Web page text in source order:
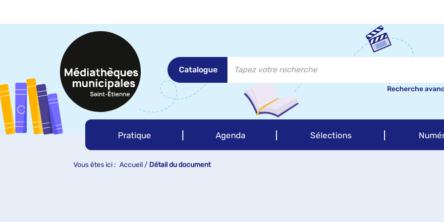
Catalogue
Recherche
Vous êtes ici : Accueil / Détail du document
Pratique Agenda Sélections